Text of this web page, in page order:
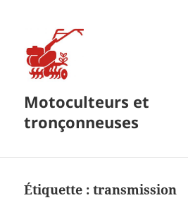
Motoculteurs et
tronçonneuses
Étiquette :transmission